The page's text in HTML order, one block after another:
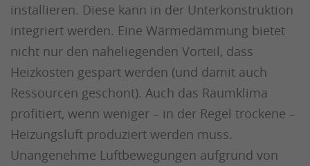
installieren. Diese kann in der Unterkonstruktion
integriert werden. Eine Wärmedämmung bietet
nicht nur den naheliegenden Vorteil, dass
Heizkosten gespart werden (und damit auch
Ressourcen geschont). Auch das Raumklima
profitiert, wenn weniger – in der Regel trockene –
Heizungsluft produziert werden muss.
Unangenehme Luftbewegungen aufgrund von